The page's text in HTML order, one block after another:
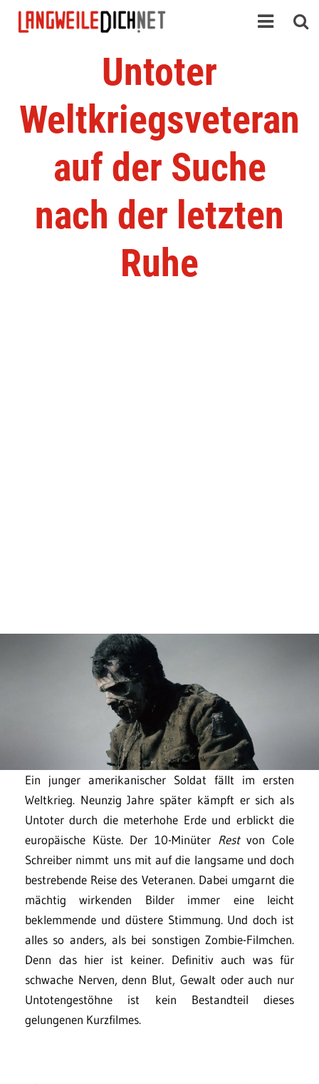
Untoter
Weltkriegsveteran
auf der Suche
nach der letzten
Ruhe
Ein junger amerikanischer Soldat fällt im ersten
Weltkrieg. Neunzig Jahre später kämpft er sich als
Untoter durch die meterhohe Erde und erblickt die
europäische Küste. Der 10-Minüter Restvon Cole
Schreiber nimmt uns mit auf die langsame und doch
bestrebende Reise des Veteranen. Dabei umgarnt die
mächtig wirkenden Bilder immer eine leicht
beklemmende und düstere Stimmung. Und doch ist
alles so anders, als bei sonstigen Zombie-Filmchen.
Denn das hier ist keiner. Definitiv auch was für
schwache Nerven, denn Blut, Gewalt oder auch nur
Untotengestöhne ist kein Bestandteil dieses
gelungenen Kurzfilmes.